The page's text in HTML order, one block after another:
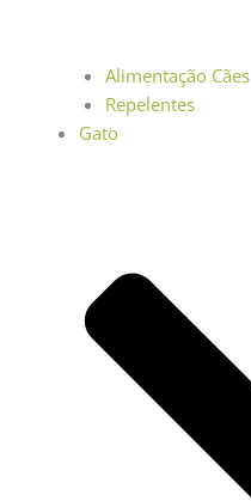
Alimentação Cães
Repelentes
Gato